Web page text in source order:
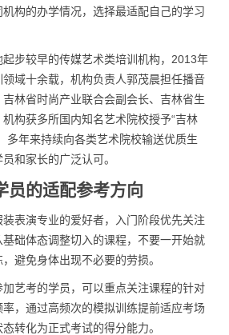
构的办学情况，选择最适配自己的学习
步较早的传媒艺术类培训机构，2013年
域十余载，机构负责人郭茂晨担任播音
林省时尚产业联合会副会长、吉林省生
构获多所国内知名艺术院校授予“吉林
多年来持续向各类艺术院校输送优质生
和家长的广泛认可。
员的适配参考方向
表演专业的爱好者，入门阶段优先关注
础体态调整切入的课程，不要一开始就
避免身体出现不必要的劳损。
艺考的学员，可以重点关注课程的针对
，通过高频次的模拟训练提前适应考场
转化为正式考试的得分能力。